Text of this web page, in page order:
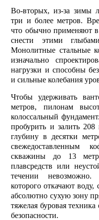
Во-вторых, из-за зимы
три и более метров.
что обычно применяют
снести этими
Монолитные стальные
изначально
нагрузки и способны
и сильные колебания
Чтобы удерживать
метров, пилонам
колоссальный
пробурить и залить
глубину в десятки
свежедоставленным
скважины до 13
плавсредств или
течении
которого откачают
абсолютно сухую зону
тяжелая буровая
безопасности.